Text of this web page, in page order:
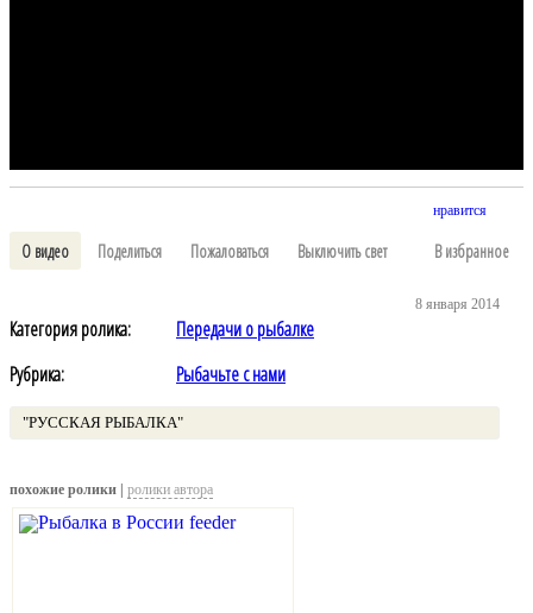
нравится
О видео Поделиться Пожаловаться Выключить свет В избранное
Категория ролика:
Передачи о рыбалке
Рубрика:
Рыбачьте с нами
"РУССКАЯ РЫБАЛКА"
8 января 2014
похожие ролики | ролики автора